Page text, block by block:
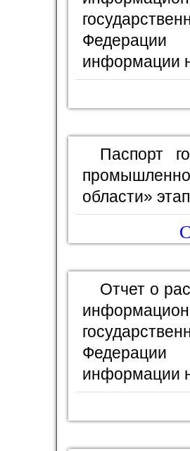
информации
Паспорт
области»
Отчет о
информации